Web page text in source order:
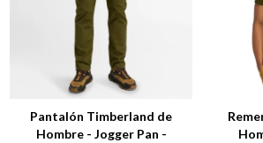
Pantalón Timberland de
Hombre - Jogger Pan -